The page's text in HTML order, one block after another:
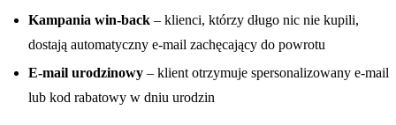
Kampania win-back – klienci, którzy długo nic nie kupili,
dostają automatyczny e-mail zachęcający do powrotu
E-mail urodzinowy – klient otrzymuje spersonalizowany e-mail
lub kod rabatowy w dniu urodzin